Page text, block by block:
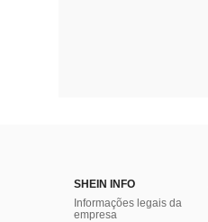
SHEIN INFO
Informações legais da
empresa